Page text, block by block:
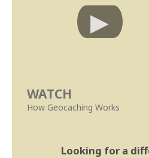
WATCH
How Geocaching Works
Looking for a